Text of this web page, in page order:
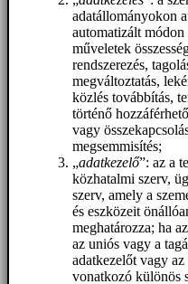
adatállományokon
automatizált
műveletek
rendszerezés,
megváltoztatás,
közlés továbbítás,
történő
vagy
megsemmisítés;
„adatkezelő”: az a
közhatalmi szerv,
szerv, amely a
és eszközeit
meghatározza; ha
az uniós vagy a
adatkezelőt vagy
vonatkozó különös